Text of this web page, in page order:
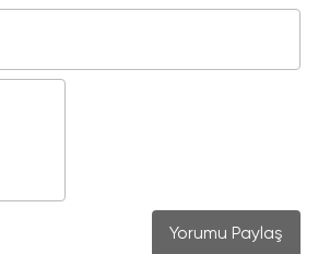
Yorumu Paylaş